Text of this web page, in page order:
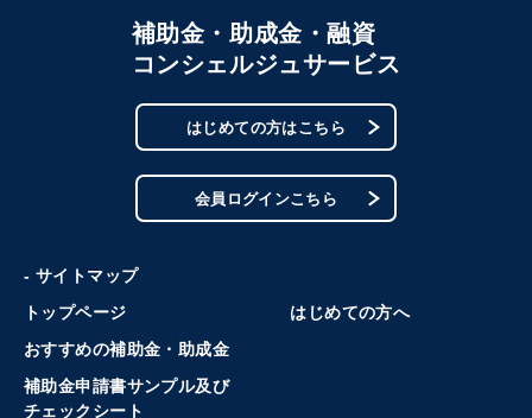
補助金・助成金・融資
コンシェルジュサービス
はじめての方はこちら
会員ログインこちら
- サイトマップ
トップページ
はじめての方へ
おすすめの補助金・助成金
補助金申請書サンプル及び
チェックシート